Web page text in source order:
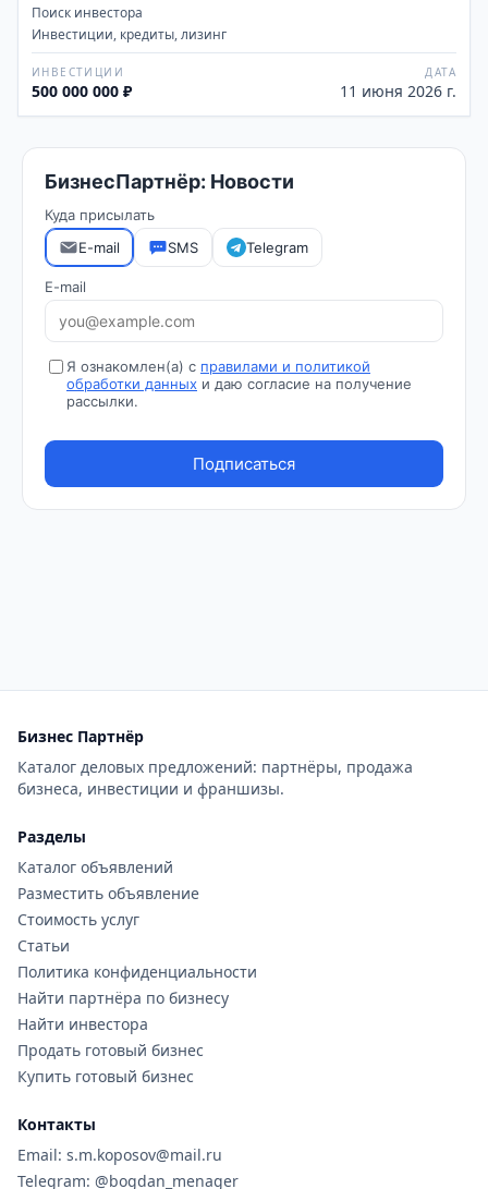
Поиск инвестора
Инвестиции, кредиты, лизинг
ИНВЕСТИЦИИ
500 000 000 ₽
ДАТА
11 июня 2026 г.
Бизнес Партнёр
Каталог деловых предложений: партнёры, продажа
бизнеса, инвестиции и франшизы.
Разделы
Каталог объявлений
Разместить объявление
Стоимость услуг
Статьи
Политика конфиденциальности
Найти партнёра по бизнесу
Найти инвестора
Продать готовый бизнес
Купить готовый бизнес
Контакты
Email: s.m.koposov@mail.ru
Telegram: @bogdan_menager